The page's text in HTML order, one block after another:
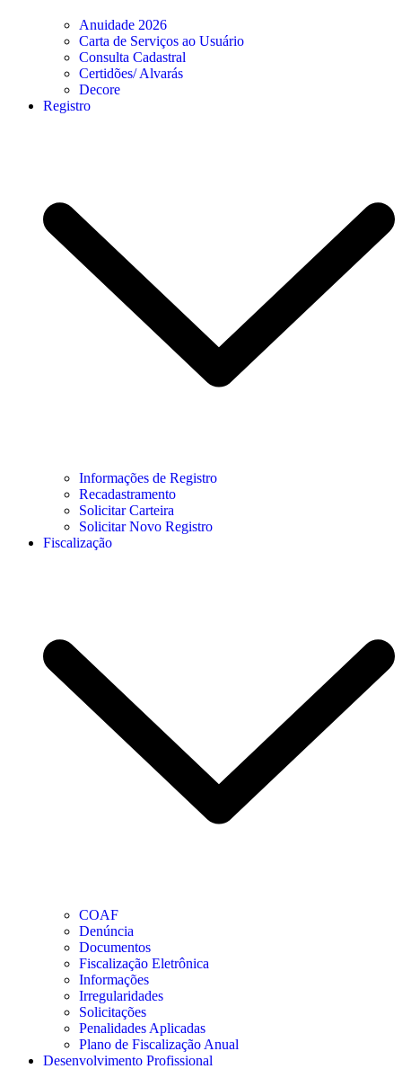
Anuidade 2026
Carta de Serviços ao Usuário
Consulta Cadastral
Certidões/ Alvarás
Decore
Registro
Informações de Registro
Recadastramento
Solicitar Carteira
Solicitar Novo Registro
Fiscalização
COAF
Denúncia
Documentos
Fiscalização Eletrônica
Informações
Irregularidades
Solicitações
Penalidades Aplicadas
Plano de Fiscalização Anual
Desenvolvimento Profissional